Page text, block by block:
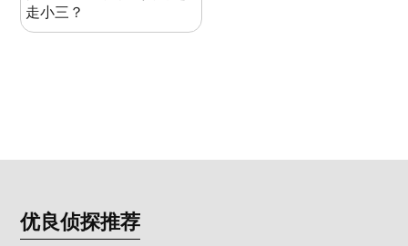
走小三？
优良侦探推荐